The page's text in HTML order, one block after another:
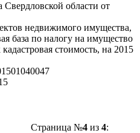
Свердловской области от
недвижимого имущества,
база по налогу на имущество
стоимость, на 2015
Страница №4из 4: